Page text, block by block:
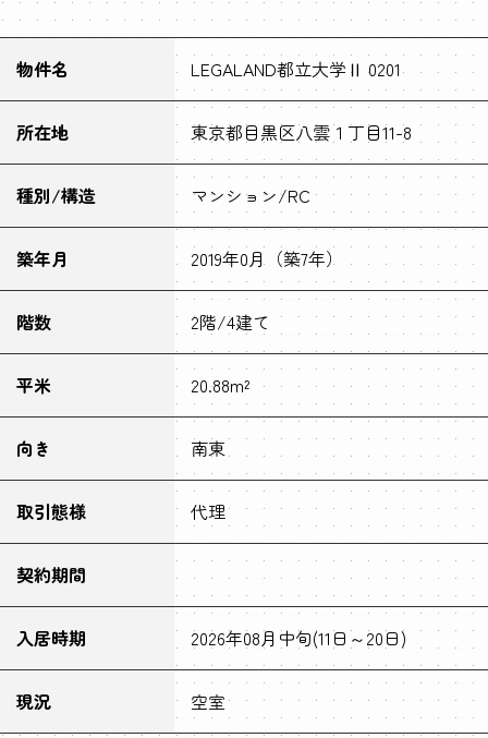
物件名 LEGALAND都立大学Ⅱ 0201
所在地 東京都目黒区八雲１丁目11-8
種別/構造 マンション/RC
築年月 2019年0月（築7年）
階数 2階/4建て
平米 20.88m²
向き 南東
取引態様 代理
契約期間
入居時期 2026年08月中旬(11日～20日)
現況 空室